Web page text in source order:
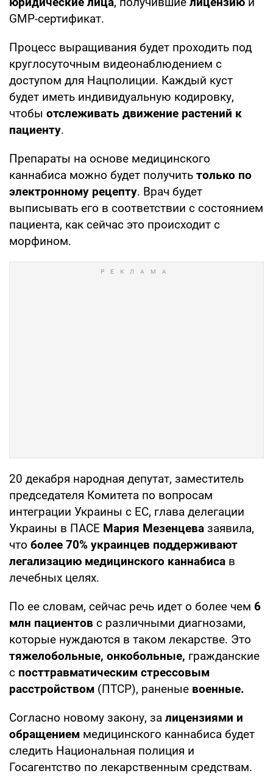
GMP-сертификат.
Процесс выращивания будет проходить под
круглосуточным видеонаблюдением с
доступом для Нацполиции. Каждый куст
будет иметь индивидуальную кодировку,
чтобы отслеживать движение растений к
пациенту.
Препараты на основе медицинского
каннабиса можно будет получить только по
электронному рецепту. Врач будет
выписывать его в соответствии с состоянием
пациента, как сейчас это происходит с
морфином.
20 декабря народная депутат, заместитель
председателя Комитета по вопросам
интеграции Украины с ЕС, глава делегации
Украины в ПАСЕ Мария Мезенцева заявила,
что более 70% украинцев поддерживают
легализацию медицинского каннабиса в
лечебных целях.
По ее словам, сейчас речь идет о более чем 6
млн пациентов с различными диагнозами,
которые нуждаются в таком лекарстве. Это
тяжелобольные, онкобольные, гражданские
с посттравматическим стрессовым
расстройством (ПТСР), раненые военные.
Согласно новому закону, за лицензиями и
обращением медицинского каннабиса будет
следить Национальная полиция и
Госагентство по лекарственным средствам.